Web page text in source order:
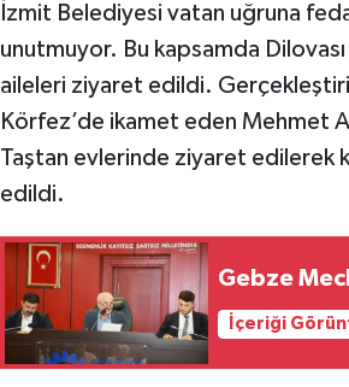
İzmit Belediyesi vatan uğruna
unutmuyor. Bu kapsamda
aileleri ziyaret edildi.
Körfez’de ikamet eden Mehmet
Taştan evlerinde ziyaret edilerek
edildi.
Gebze
İçeriği